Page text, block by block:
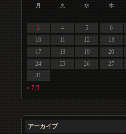
月 火 水 木
« 7月
3
4 5 6
10
11 12 13
17
18 19 20
24
25 26 27
31
アーカイブ